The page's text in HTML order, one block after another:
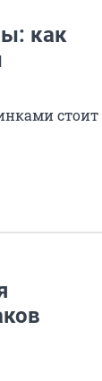
как
стоит